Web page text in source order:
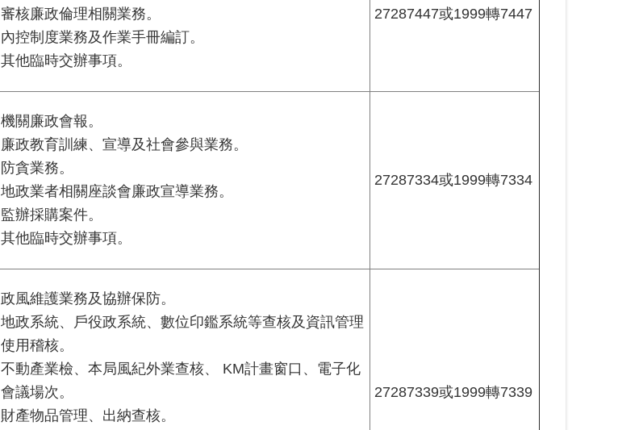
審核廉政倫理相關業務。
內控制度業務及作業手冊編訂。
其他臨時交辦事項。
27287447或1999轉7447
機關廉政會報。
廉政教育訓練、宣導及社會參與業務。
防貪業務。
地政業者相關座談會廉政宣導業務。
監辦採購案件。
其他臨時交辦事項。
27287334或1999轉7334
政風維護業務及協辦保防。
地政系統、戶役政系統、數位印鑑系統等查核及資訊管理
使用稽核。
不動產業檢、本局風紀外業查核、 KM計畫窗口、電子化
會議場次。
財產物品管理、出納查核。
27287339或1999轉7339